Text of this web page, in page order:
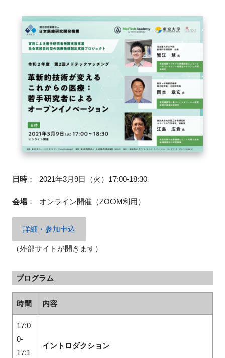
日時： 2021年3月9日（火）17:00-18:30
会場： オンライン開催（ZOOM利用）
詳細・参加申込
（外部サイトが開きます）
プログラム
時間 内容
17:0
0-
17:1
イントロダクション